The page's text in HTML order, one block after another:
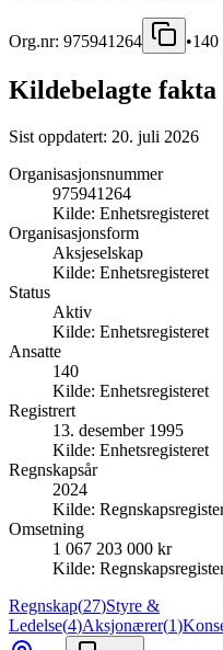
Org.nr: 975941264 •140
Kildebelagte fakta
Sist oppdatert: 20. juli 2026
Organisasjonsnummer
975941264
Kilde: Enhetsregisteret
Organisasjonsform
Aksjeselskap
Kilde: Enhetsregisteret
Status
Aktiv
Kilde: Enhetsregisteret
Ansatte
140
Kilde: Enhetsregisteret
Registrert
13. desember 1995
Kilde: Enhetsregisteret
Regnskapsår
2024
Kilde:
Omsetning
1 067 203 000 kr
Kilde:
Regnskap(27)Styre &
Ledelse(4)Aksjonærer(1)